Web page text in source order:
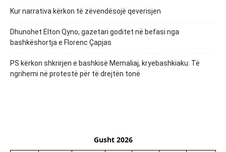
Kur narrativa kërkon të zëvendësojë qeverisjen
Dhunohet Elton Qyno, gazetari goditet në befasi nga
bashkëshortja e Florenc Çapjas
PS kërkon shkrirjen e bashkisë Memaliaj, kryebashkiaku: Të
ngrihemi në protestë për të drejtën tonë
Gusht 2026